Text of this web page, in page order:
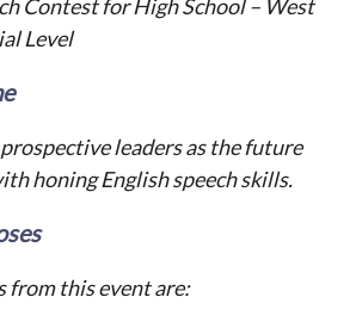
Contest for High School – West
Level
leaders as the future
honing English speech skills.
from this event are: